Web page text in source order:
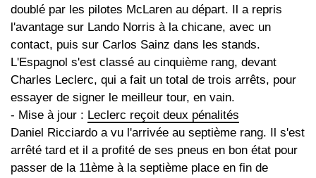
doublé par les pilotes McLaren au départ. Il a repris
l'avantage sur Lando Norris à la chicane, avec un
contact, puis sur Carlos Sainz dans les stands.
L'Espagnol s'est classé au cinquième rang, devant
Charles Leclerc, qui a fait un total de trois arrêts, pour
essayer de signer le meilleur tour, en vain.
- Mise à jour : Leclerc reçoit deux pénalités
Daniel Ricciardo a vu l'arrivée au septième rang. Il s'est
arrêté tard et il a profité de ses pneus en bon état pour
passer de la 11ème à la septième place en fin de